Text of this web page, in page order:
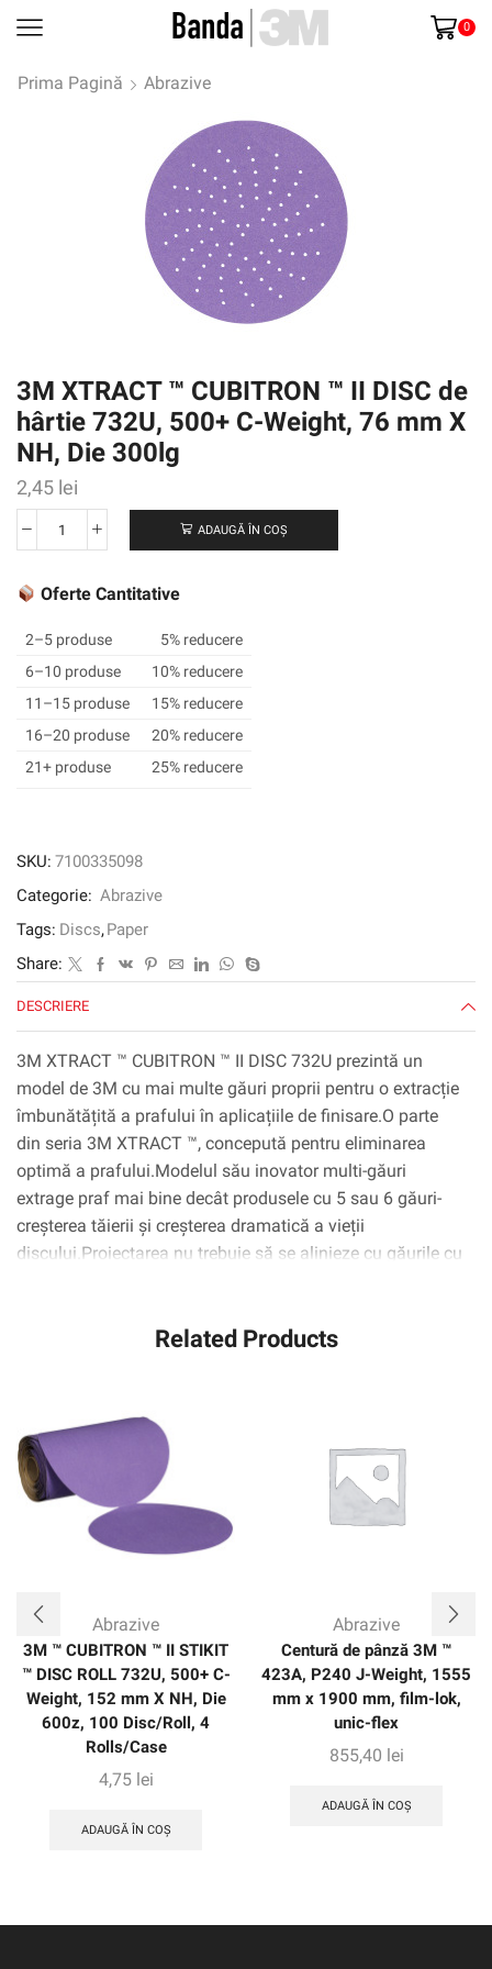
0
Prima Pagină Abrazive
3M XTRACT ™ CUBITRON ™ II DISC de
hârtie 732U, 500+ C-Weight, 76 mm X
NH, Die 300lg
2,45 lei
Cantitate
XTRACT
CUBITRON
II
DISC
de
hârtie
Weight,
mm
X
Die
300lg
ADAUGĂ ÎN COȘ
Oferte Cantitative
2–5 produse
5% reducere
6–10 produse
10% reducere
11–15 produse
15% reducere
16–20 produse
20% reducere
21+ produse
25% reducere
SKU: 7100335098
Categorie: Abrazive
Tags: Discs,Paper
Share:
DESCRIERE
3M XTRACT ™ CUBITRON ™ II DISC 732U prezintă un
model de 3M cu mai multe găuri proprii pentru o extracție
îmbunătățită a prafului în aplicațiile de finisare.O parte
din seria 3M XTRACT ™, concepută pentru eliminarea
optimă a prafului.Modelul său inovator multi-găuri
extrage praf mai bine decât produsele cu 5 sau 6 găuri-
creșterea tăierii și creșterea dramatică a vieții
discului.Proiectarea nu trebuie să se alinieze cu găurile cu
precizie, un avans revoluționar în tehnologia
de a gâdilă sau de a „arata” ca abrazivele convenționale,
rezultând un disc care durează până la 4x atât timp cât
abrazivele convenționale.
Related Products
Abrazive
3M ™ CUBITRON ™ II STIKIT
™ DISC ROLL 732U, 500+ C-
Weight, 152 mm X NH, Die
600z, 100 Disc/Roll, 4
Rolls/Case
4,75 lei
ADAUGĂ ÎN COȘ
Abrazive
Centură de pânză 3M ™
423A, P240 J-Weight, 1555
mm x 1900 mm, film-lok,
unic-flex
855,40 lei
ADAUGĂ ÎN COȘ